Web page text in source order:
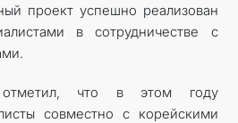
проект успешно реализован
в сотрудничестве с
отметил, что в этом году
совместно с корейскими